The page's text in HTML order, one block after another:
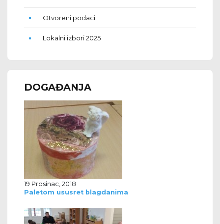
Otvoreni podaci
Lokalni izbori 2025
DOGAĐANJA
19 Prosinac, 2018
Paletom ususret blagdanima